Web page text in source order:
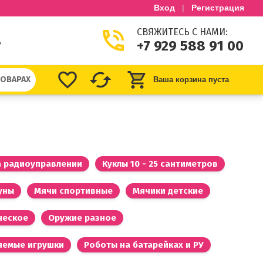
Вход | Регистрация
СВЯЖИТЕСЬ С НАМИ:
+7 929 588 91 00
Ваша корзина пуста
радиоуправлении Куклы 10 - 25 сантиметров
Мячи спортивные Мячики детские
Оружие разное
игрушки Роботы на батарейках и РУ